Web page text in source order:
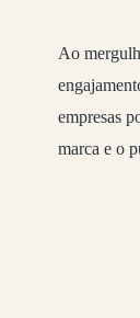
Ao
empresas
marca e o